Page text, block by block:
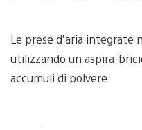
Le prese d’aria integrate
utilizzando un aspira-
accumuli di polvere.